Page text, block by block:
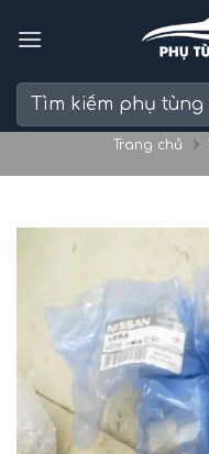
Tìm
Trang chủ